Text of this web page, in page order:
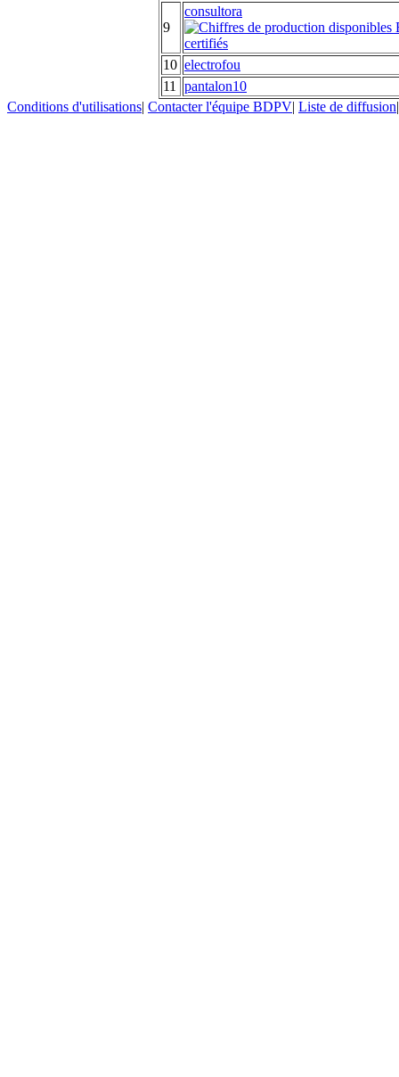
9
consultora
10 electrofou
11
pantalon10
Conditions d'utilisations| Contacter l'équipe BDPV| Liste de diffusion